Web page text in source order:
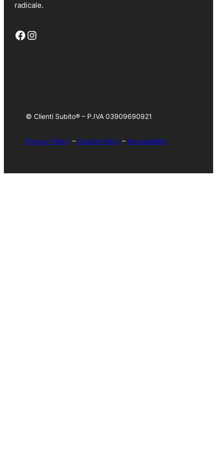
radicale.
Facebook
Instagram
© Clienti Subito® – P.IVA 03909690921
Privacy Policy– Cookie Policy– Accessibilità